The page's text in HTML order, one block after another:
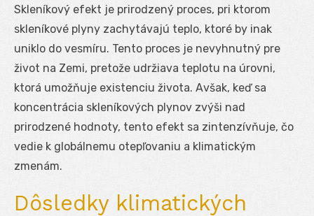
Skleníkový efekt je prirodzený proces, pri ktorom
skleníkové plyny zachytávajú teplo, ktoré by inak
uniklo do vesmíru. Tento proces je nevyhnutný pre
život na Zemi, pretože udržiava teplotu na úrovni,
ktorá umožňuje existenciu života. Avšak, keď sa
koncentrácia skleníkových plynov zvýši nad
prirodzené hodnoty, tento efekt sa zintenzívňuje, čo
vedie k globálnemu otepľovaniu a klimatickým
zmenám.
Dôsledky klimatických